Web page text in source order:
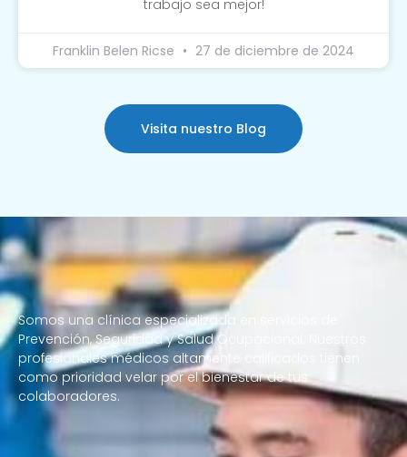
trabajo sea mejor!
Franklin Belen Ricse 27 de diciembre de 2024
Visita nuestro Blog
Somos una clínica especializada en servicios de
Prevención, Seguridad y Salud Ocupacional. Nuestros
profesionales médicos altamente calificados tienen
como prioridad velar por el bienestar de tus
colaboradores.
Enfermeras a domicilio